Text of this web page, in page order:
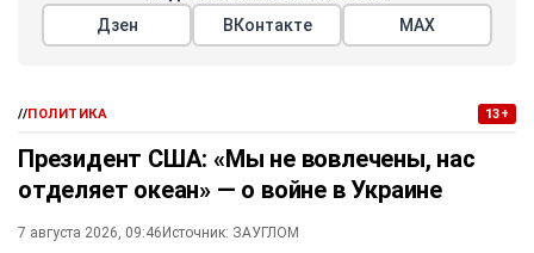
Дзен ВКонтакте МАХ
//ПОЛИТИКА 13+
Президент США: «Мы не вовлечены, нас
отделяет океан» — о войне в Украине
7 августа 2026, 09:46Источник: ЗАУГЛОМ